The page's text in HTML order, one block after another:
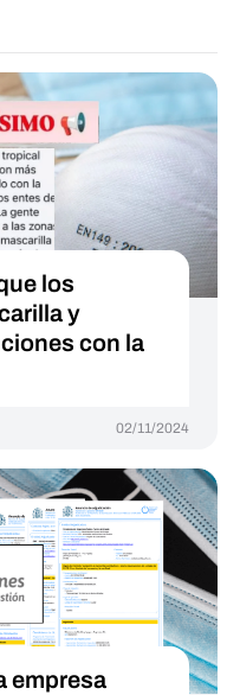
los
y
con la
02/11/2024
empresa